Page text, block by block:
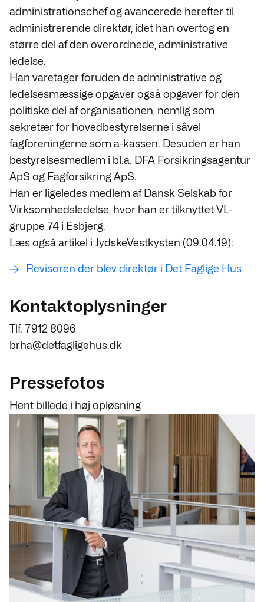
administrationschef og avancerede herefter til
administrerende direktør, idet han overtog en
større del af den overordnede, administrative
ledelse.
Han varetager foruden de administrative og
ledelsesmæssige opgaver også opgaver for den
politiske del af organisationen, nemlig som
sekretær for hovedbestyrelserne i såvel
fagforeningerne som a-kassen. Desuden er han
bestyrelsesmedlem i bl.a. DFA Forsikringsagentur
ApS og Fagforsikring ApS.
Han er ligeledes medlem af Dansk Selskab for
Virksomhedsledelse, hvor han er tilknyttet VL-
gruppe 74 i Esbjerg.
Læs også artikel i JydskeVestkysten (09.04.19):
Revisoren der blev direktør i Det Faglige Hus
Kontaktoplysninger
Tlf. 7912 8096
brha@detfagligehus.dk
Pressefotos
Hent billede i høj opløsning